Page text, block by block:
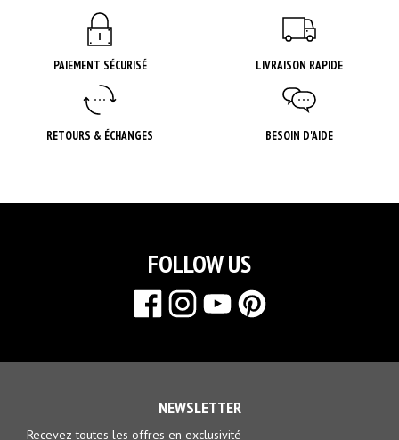
PAIEMENT SÉCURISÉ LIVRAISON RAPIDE
RETOURS & ÉCHANGES BESOIN D'AIDE
FOLLOW US
NEWSLETTER
Recevez toutes les offres en exclusivité